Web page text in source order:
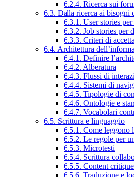
6.2.4. Ricerca sui
6.3. Dalla ricerca ai bisogni
6.3.1. User stories
6.3.2. Job stories per
6.3.3. Criteri di
6.4. Architettura
6.4.1. Definire
6.4.2. Alberatura
6.4.3. Flussi di
6.4.4. Sistemi di
6.4.5. Tipologie di
6.4.6. Ontologie e
6.4.7. Vocabolari
6.5. Scrittura e linguaggio
6.5.1. Come leggono
6.5.2. Le regole per
6.5.3. Microtesti
6.5.4. Scrittura
6.5.5. Content critique
6.5.6. Traduzione e